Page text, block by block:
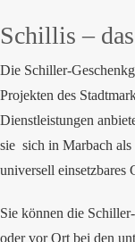
Schillis –
Die Schiller-
Projekten des
Dienstleistungen
sie sich in Marbach
universell einsetzbares
Sie können die
oder vor Ort bei den